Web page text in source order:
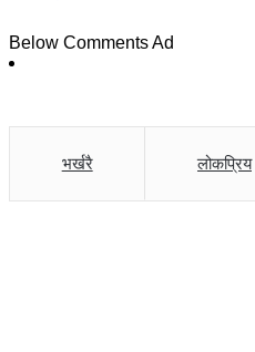
Below Comments Ad
भर्खरै लोकप्रिय